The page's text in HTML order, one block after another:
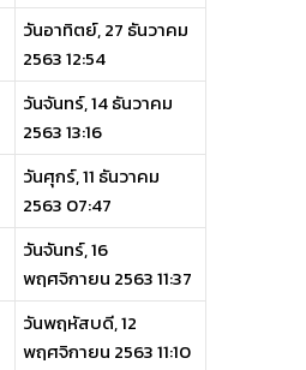
วันอาทิตย์, 27 ธันวาคม
2563 12:54
วันจันทร์, 14 ธันวาคม
2563 13:16
วันศุกร์, 11 ธันวาคม
2563 07:47
วันจันทร์, 16
พฤศจิกายน 2563 11:37
วันพฤหัสบดี, 12
พฤศจิกายน 2563 11:10